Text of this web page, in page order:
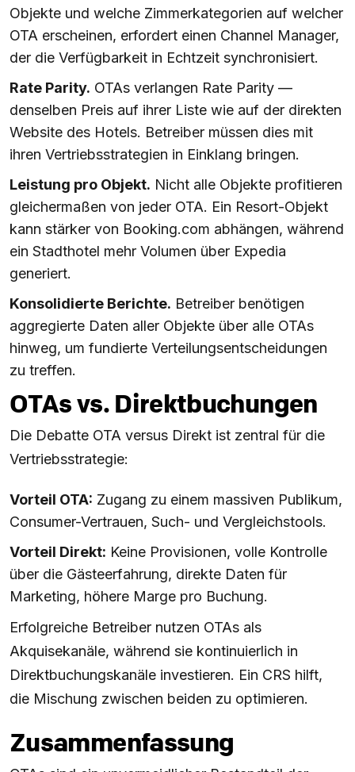
Objekte und welche Zimmerkategorien auf welcher
OTA erscheinen, erfordert einen Channel Manager,
der die Verfügbarkeit in Echtzeit synchronisiert.
Rate Parity. OTAs verlangen Rate Parity —
denselben Preis auf ihrer Liste wie auf der direkten
Website des Hotels. Betreiber müssen dies mit
ihren Vertriebsstrategien in Einklang bringen.
Leistung pro Objekt. Nicht alle Objekte profitieren
gleichermaßen von jeder OTA. Ein Resort-Objekt
kann stärker von Booking.com abhängen, während
ein Stadthotel mehr Volumen über Expedia
generiert.
Konsolidierte Berichte. Betreiber benötigen
aggregierte Daten aller Objekte über alle OTAs
hinweg, um fundierte Verteilungsentscheidungen
zu treffen.
OTAs vs. Direktbuchungen
Die Debatte OTA versus Direkt ist zentral für die
Vertriebsstrategie:
Vorteil OTA: Zugang zu einem massiven Publikum,
Consumer-Vertrauen, Such- und Vergleichstools.
Vorteil Direkt: Keine Provisionen, volle Kontrolle
über die Gästeerfahrung, direkte Daten für
Marketing, höhere Marge pro Buchung.
Erfolgreiche Betreiber nutzen OTAs als
Akquisekanäle, während sie kontinuierlich in
Direktbuchungskanäle investieren. Ein CRS hilft,
die Mischung zwischen beiden zu optimieren.
Zusammenfassung